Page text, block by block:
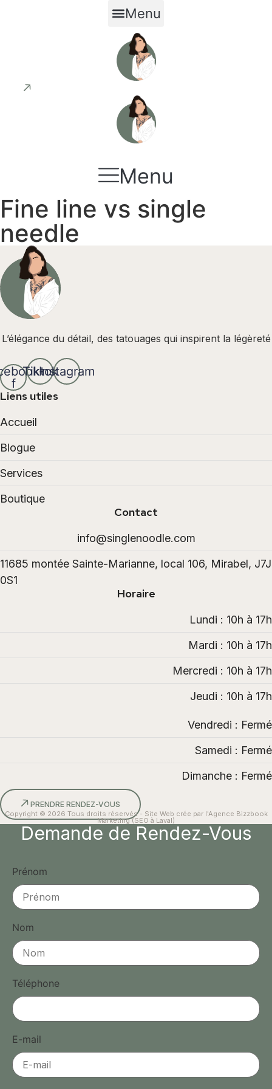
Menu
Menu
Fine line vs single
needle
L’élégance du détail, des tatouages qui inspirent la légèreté
f
TiktokInstagram
Liens utiles
Accueil
Blogue
Services
Boutique
Contact
info@singlenoodle.com
11685 montée Sainte-Marianne, local 106, Mirabel, J7J
0S1
Horaire
Lundi : 10h à 17h
Mardi : 10h à 17h
Mercredi : 10h à 17h
Jeudi : 10h à 17h
Vendredi : Fermé
Samedi : Fermé
Dimanche : Fermé
PRENDRE RENDEZ-VOUS
Copyright © 2026 Tous droits réservés - Site Web crée par l'Agence Bizzbook
Marketing (SEO à Laval)
Demande de Rendez-Vous
Prénom
Nom
Téléphone
E-mail